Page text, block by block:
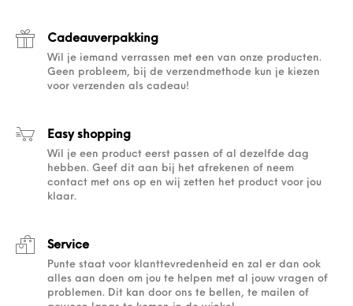
Cadeauverpakking
Wil je iemand verrassen met een van onze producten.
Geen probleem, bij de verzendmethode kun je kiezen
voor verzenden als cadeau!
Easy shopping
Wil je een product eerst passen of al dezelfde dag
hebben. Geef dit aan bij het afrekenen of neem
contact met ons op en wij zetten het product voor jou
klaar.
Service
Punte staat voor klanttevredenheid en zal er dan ook
alles aan doen om jou te helpen met al jouw vragen of
problemen. Dit kan door ons te bellen, te mailen of